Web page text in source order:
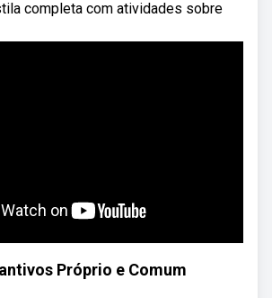
completa com atividades sobre
Próprio e Comum